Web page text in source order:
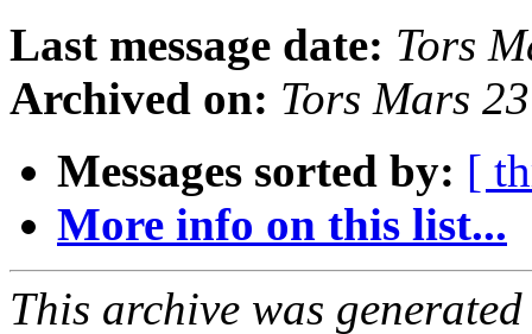
Last message date: Tors
Archived on: Tors Mars
Messages sorted by: [
More info on this list...
This archive was